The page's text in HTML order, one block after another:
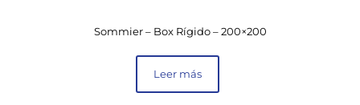
Sommier – Box Rígido – 200×200
Leer más